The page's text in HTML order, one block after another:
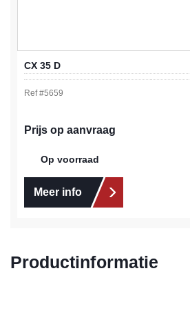
CX 35 D
Ref #5659
Prijs op aanvraag
Op voorraad
Meer info
Productinformatie